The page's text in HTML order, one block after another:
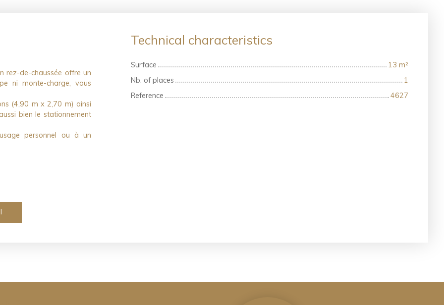
rez-de-chaussée offre un
ni monte-charge, vous
(4,90 m x 2,70 m) ainsi
bien le stationnement
personnel ou à un
Technical characteristics
Surface 13 m²
Nb. of places
1
Reference
4627